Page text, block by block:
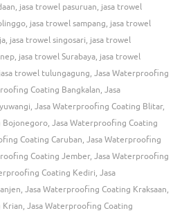
, jasa trowel pasuruan, jasa trowel
, jasa trowel sampang, jasa trowel
, jasa trowel singosari, jasa trowel
, jasa trowel Surabaya, jasa trowel
jasa trowel tulungagung, Jasa Waterproofing
Coating Bangkalan, Jasa
, Jasa Waterproofing Coating Blitar,
Bojonegoro, Jasa Waterproofing Coating
Coating Caruban, Jasa Waterproofing
Coating Jember, Jasa Waterproofing
Coating Kediri, Jasa
, Jasa Waterproofing Coating Kraksaan,
Krian, Jasa Waterproofing Coating